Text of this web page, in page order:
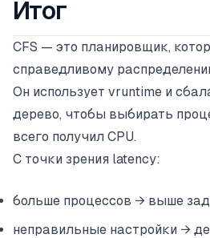
Итог
CFS — это планировщик,
справедливому
Он использует vruntime и
дерево, чтобы выбирать
всего получил CPU.
С точки зрения latency:
больше процессов → выше
неправильные настройки →